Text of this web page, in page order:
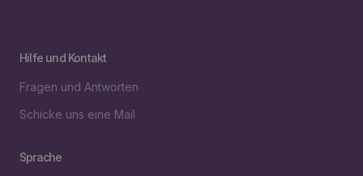
Hilfe und Kontakt
Fragen und Antworten
Schicke uns eine Mail
Sprache